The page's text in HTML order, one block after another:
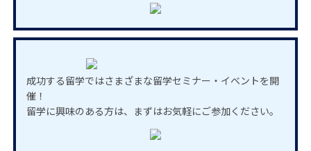
成功する留学ではさまざまな留学セミナー・イベントを開
催！
留学に興味のある方は、まずはお気軽にご参加ください。